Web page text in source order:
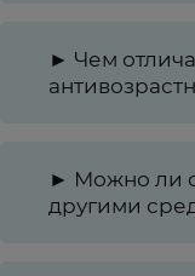
► Чем
► Можно ли
другими